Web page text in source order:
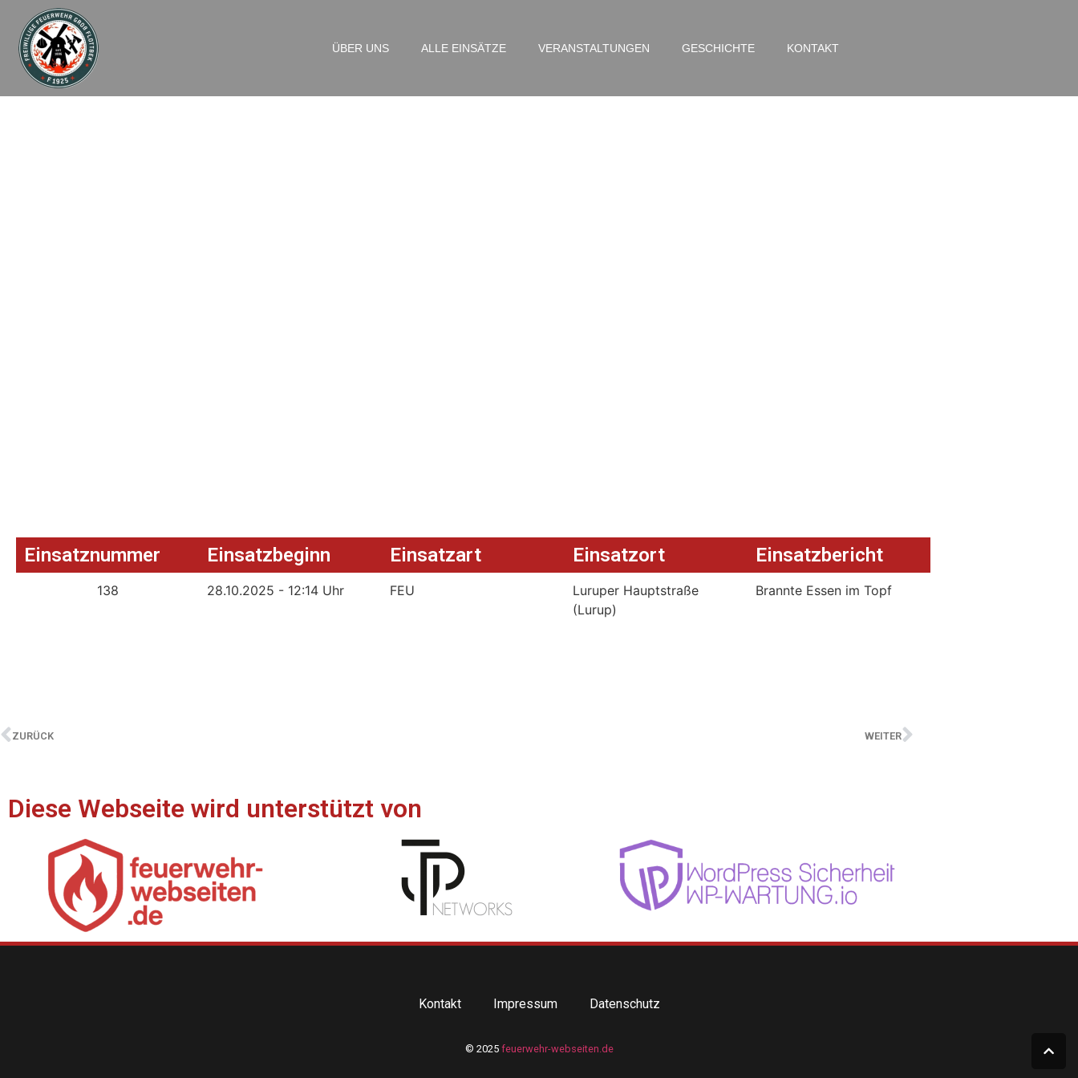
ÜBER UNS ALLE EINSÄTZE VERANSTALTUNGEN GESCHICHTE KONTAKT
Einsatznummer
138
Einsatzbeginn
28.10.2025 - 12:14 Uhr
Einsatzart
FEU
Einsatzort
Luruper Hauptstraße
(Lurup)
Einsatzbericht
Brannte Essen im Topf
ZURÜCK WEITER
Diese Webseite wird unterstützt von
Kontakt Impressum Datenschutz
© 2025 feuerwehr-webseiten.de